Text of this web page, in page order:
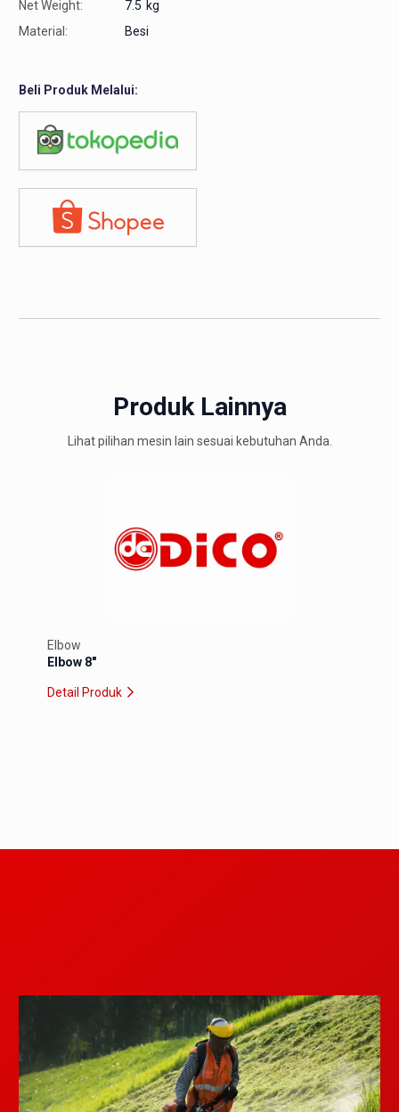
Net Weight:
7.5 kg
Material:
Besi
Beli Produk Melalui:
Produk Lainnya
Lihat pilihan mesin lain sesuai kebutuhan Anda.
Elbow
Elbow 8″
Detail Produk